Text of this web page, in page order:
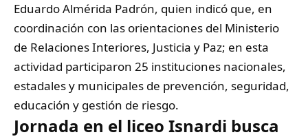
Eduardo Almérida Padrón, quien indicó que, en
coordinación con las orientaciones del Ministerio
de Relaciones Interiores, Justicia y Paz; en esta
actividad participaron 25 instituciones nacionales,
estadales y municipales de prevención, seguridad,
educación y gestión de riesgo.
Jornada en el liceo Isnardi busca